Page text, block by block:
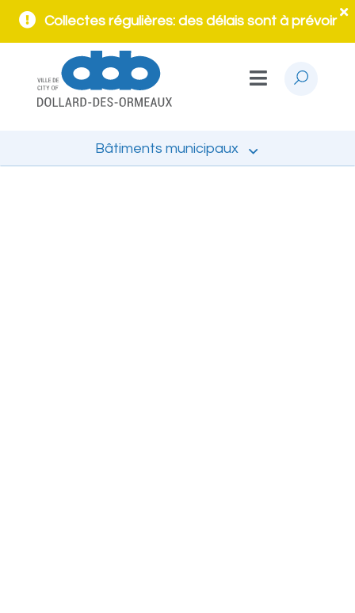
Collectes régulières: des délais sont à prévoir
Bâtiments municipaux